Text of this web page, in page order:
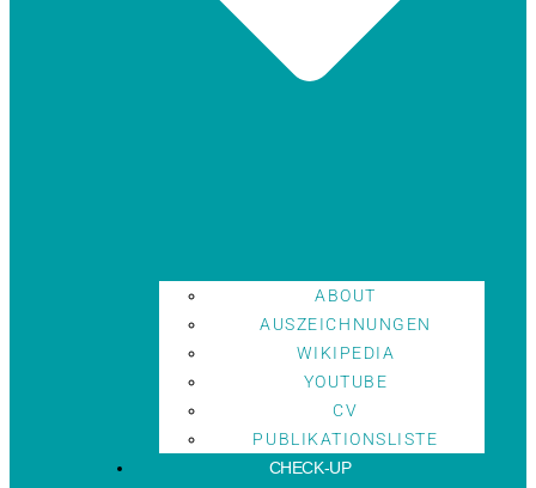
ABOUT
AUSZEICHNUNGEN
WIKIPEDIA
YOUTUBE
CV
PUBLIKATIONSLISTE
CHECK-UP